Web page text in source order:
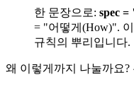
한 문장으로: spec
= "어떻게(How)".
규칙의 뿌리입니다.
왜 이렇게까지 나눌까요?